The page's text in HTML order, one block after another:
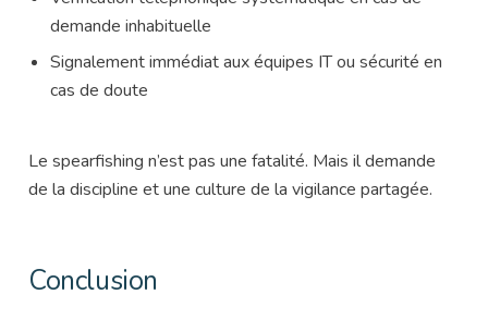
demande inhabituelle
Signalement immédiat aux équipes IT ou sécurité en
cas de doute
Le spearfishing n’est pas une fatalité. Mais il demande
de la discipline et une culture de la vigilance partagée.
Conclusion